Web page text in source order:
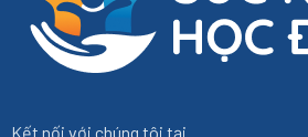
Kết nối với chúng tôi tại